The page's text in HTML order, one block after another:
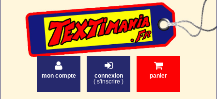
mon compte
connexion
( s'inscrire )
panier